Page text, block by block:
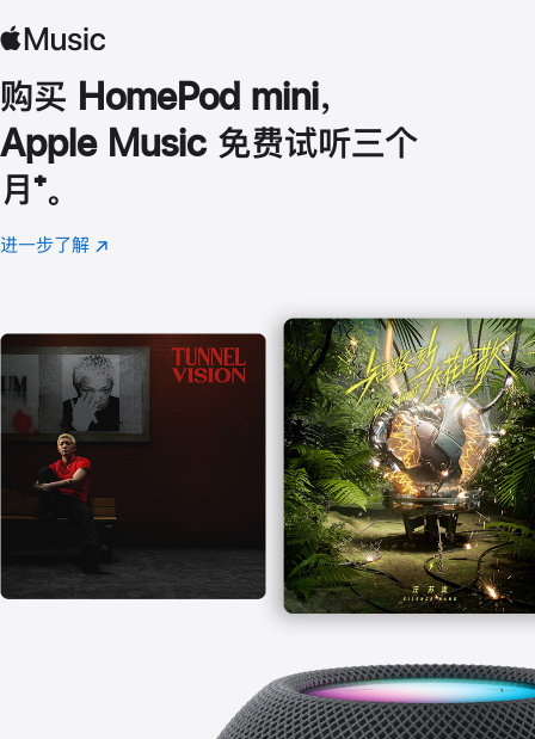
购买 HomePod mini，
Apple Music 免费试听三个
月 脚
注
⁺。
进一步了解 Apple
(在
口
中
打
开)